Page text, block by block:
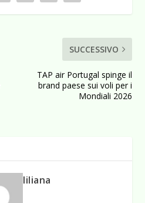
SUCCESSIVO
TAP air Portugal spinge il
brand paese sui voli per i
Mondiali 2026
liliana